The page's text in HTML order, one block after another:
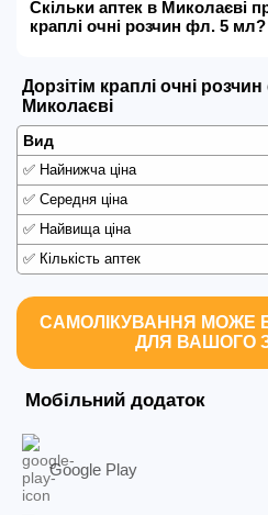
Скільки аптек в Миколаєві
краплі очні розчин фл. 5 мл?
Дорзітім краплі очні
Миколаєві
Вид
✅ Найнижча ціна
✅ Середня ціна
✅ Найвища ціна
✅ Кількість аптек
САМОЛІКУВАННЯ МОЖЕ
ДЛЯ ВАШОГО
Мобільний додаток
Google Play